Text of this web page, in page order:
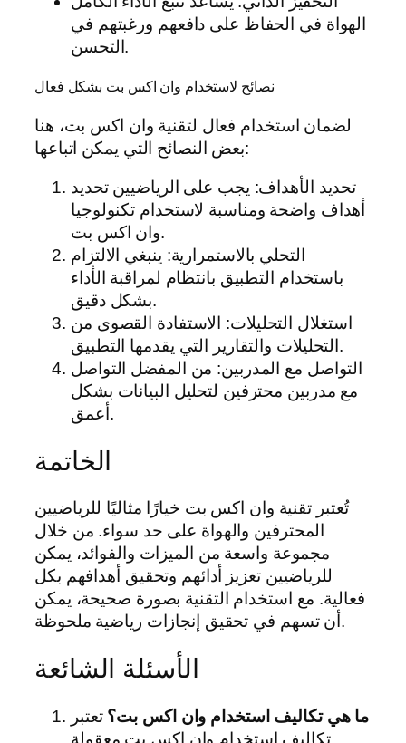
الهواة في الحفاظ على دافعهم ورغبتهم في
التحسن.
نصائح لاستخدام وان اكس بت بشكل فعال
لضمان استخدام فعال لتقنية وان اكس بت، هنا
بعض النصائح التي يمكن اتباعها:
تحديد الأهداف: يجب على الرياضيين تحديد
أهداف واضحة ومناسبة لاستخدام تكنولوجيا
وان اكس بت.
التحلي بالاستمرارية: ينبغي الالتزام
باستخدام التطبيق بانتظام لمراقبة الأداء
بشكل دقيق.
استغلال التحليلات: الاستفادة القصوى من
التحليلات والتقارير التي يقدمها التطبيق.
التواصل مع المدربين: من المفضل التواصل
مع مدربين محترفين لتحليل البيانات بشكل
أعمق.
الخاتمة
تُعتبر تقنية وان اكس بت خيارًا مثاليًا للرياضيين
المحترفين والهواة على حد سواء. من خلال
مجموعة واسعة من الميزات والفوائد، يمكن
للرياضيين تعزيز أدائهم وتحقيق أهدافهم بكل
فعالية. مع استخدام التقنية بصورة صحيحة، يمكن
أن تسهم في تحقيق إنجازات رياضية ملحوظة.
الأسئلة الشائعة
ما هي تكاليف استخدام وان اكس بت؟ تعتبر
تكاليف استخدام وان اكس بت معقولة